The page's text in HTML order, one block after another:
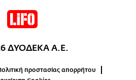
ΔΥΟΔΕΚΑ Α.Ε.
προστασίας απορρήτου